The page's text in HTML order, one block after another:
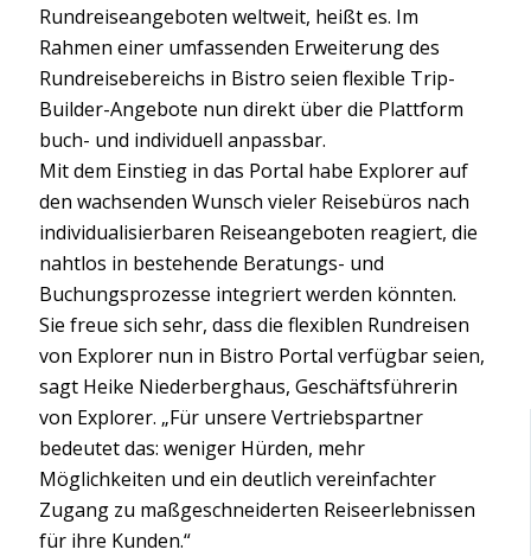
Rundreiseangeboten weltweit, heißt es. Im
Rahmen einer umfassenden Erweiterung des
Rundreisebereichs in Bistro seien flexible Trip-
Builder-Angebote nun direkt über die Plattform
buch- und individuell anpassbar.
Mit dem Einstieg in das Portal habe Explorer auf
den wachsenden Wunsch vieler Reisebüros nach
individualisierbaren Reiseangeboten reagiert, die
nahtlos in bestehende Beratungs- und
Buchungsprozesse integriert werden könnten.
Sie freue sich sehr, dass die flexiblen Rundreisen
von Explorer nun in Bistro Portal verfügbar seien,
sagt Heike Niederberghaus, Geschäftsführerin
von Explorer. „Für unsere Vertriebspartner
bedeutet das: weniger Hürden, mehr
Möglichkeiten und ein deutlich vereinfachter
Zugang zu maßgeschneiderten Reiseerlebnissen
für ihre Kunden.“